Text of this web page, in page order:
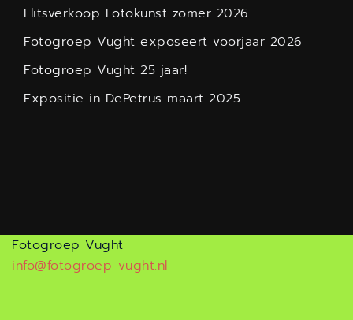
Flitsverkoop Fotokunst zomer 2026
Fotogroep Vught exposeert voorjaar 2026
Fotogroep Vught 25 jaar!
Expositie in DePetrus maart 2025
Fotogroep Vught
info@fotogroep-vught.nl